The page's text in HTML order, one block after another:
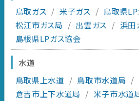
鳥取ガス / 米子ガス / 鳥取県
松江市ガス局 / 出雲ガス / 浜田
島根県LPガス協会
水道
鳥取県上水道 / 鳥取市水道局 /
倉吉市上下水道局 / 米子市水道